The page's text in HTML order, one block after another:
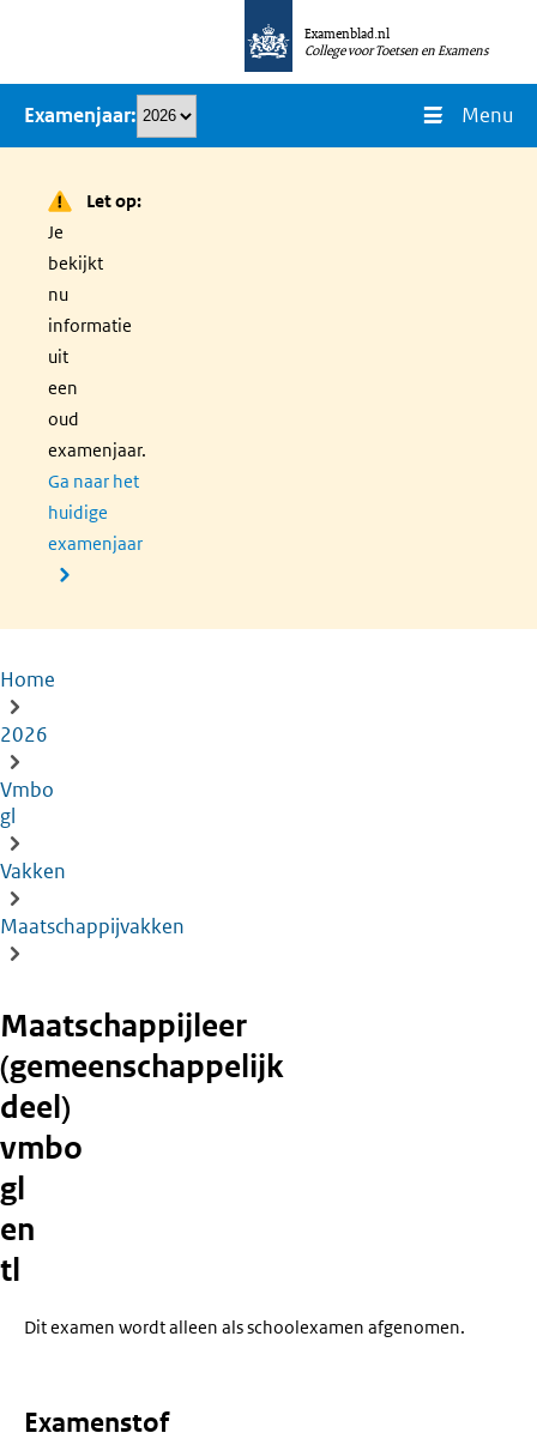
naar
inhoud
Examenblad.nl
College voor Toetsen en Examens
Examenjaar Menu
Let op:
Je
bekijkt
nu
informatie
uit
een
oud
examenjaar.
Ga naar het
huidige
examenjaar
Kruimelpad
Home
2026
Vmbo
gl
Vakken
Maatschappijvakken
Maatschappijleer
(gemeenschappelijk
deel)
vmbo
gl
en
tl
Dit examen wordt alleen als schoolexamen afgenomen.
Examenstof